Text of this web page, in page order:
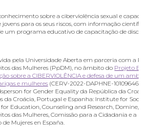
sobre a ciberviolência sexual e
para os seus riscos, com informação
um programa educativo de capacitação de
pela Universidade Aberta em parceria com a
das Mulheres (PpDM), no âmbito do Projeto
sobre a CIBERVIOLÊNCIA e defesa de um
e mulheres (CERV-2022-DAPHNE-
for Gender Equality da República da
da Croácia, Portugal e Espanha: Institute for
for Education, Counseling and Research, Domine,
das Mulheres, Comissão para a Cidadania e a
Mujeres en España.